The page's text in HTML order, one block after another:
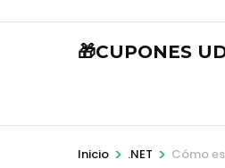
🎁CUPONES
Inicio > .NET > Cómo